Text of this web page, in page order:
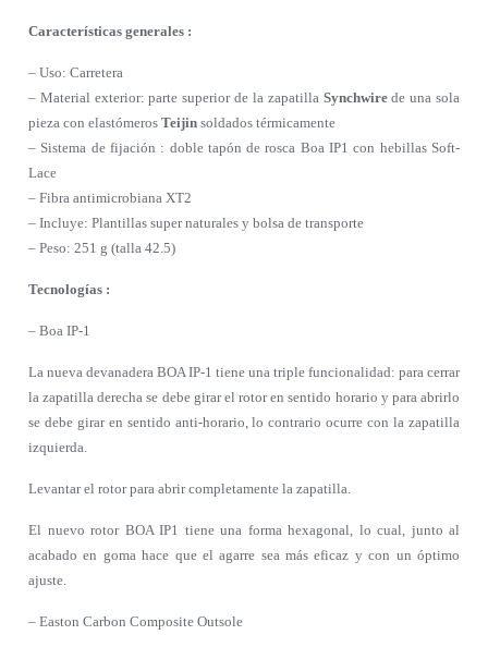
Características generales :
– Uso: Carretera
– Material exterior: parte superior de la zapatilla Synchwirede una sola
pieza con elastómeros Teijin soldados térmicamente
– Sistema de fijación : doble tapón de rosca Boa IP1 con hebillas Soft-
Lace
– Fibra antimicrobiana XT2
– Incluye: Plantillas super naturales y bolsa de transporte
– Peso: 251 g (talla 42.5)
Tecnologías :
– Boa IP-1
La nueva devanadera BOA IP-1 tiene una triple funcionalidad: para cerrar
la zapatilla derecha se debe girar el rotor en sentido horario y para abrirlo
se debe girar en sentido anti-horario, lo contrario ocurre con la zapatilla
izquierda.
Levantar el rotor para abrir completamente la zapatilla.
El nuevo rotor BOA IP1 tiene una forma hexagonal, lo cual, junto al
acabado en goma hace que el agarre sea más eficaz y con un óptimo
ajuste.
– Easton Carbon Composite Outsole